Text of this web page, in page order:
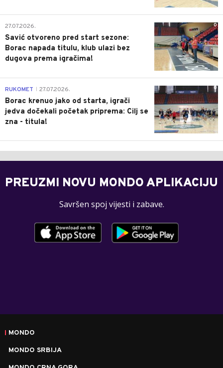
0
27.07.2026.
Savić otvoreno pred start sezone:
Borac napada titulu, klub ulazi bez
dugova prema igračima!
0
RUKOMET 27.07.2026.
Borac krenuo jako od starta, igrači
jedva dočekali početak priprema: Cilj se
zna - titula!
PREUZMI NOVU MONDO APLIKACIJU
Savršen spoj vijesti i zabave.
MONDO
MONDO SRBIJA